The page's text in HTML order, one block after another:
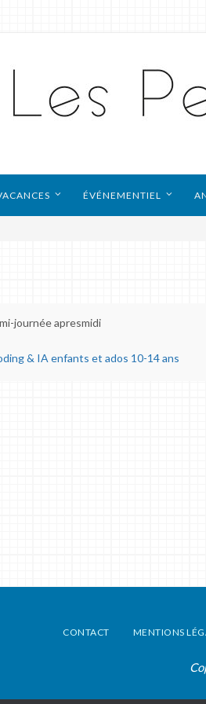
ÉVÉNEMENTIEL
journée apresmidi
& IA enfants et ados 10-14 ans
CONTACT MENTIONS